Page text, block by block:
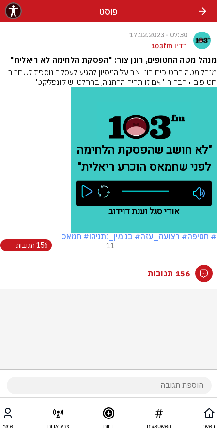
פוסט
07:30 - 17.12.2023
רדיו 103fm
מנהל מטה החטופים, רונן צור: "הפסקת הלחימה לא ריאלית"
חטופים • הבהיר: "אם זו תהיה ההתניה, בהחלט יש קונפליקט"
# חטיפה# רצועת_עזה# בנימין_נתניהו# חמאס
11 156 תגובות
156 תגובות
ראשי האשטאגים דיווח צבע אדום אישי